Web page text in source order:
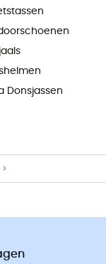
Donsjassen